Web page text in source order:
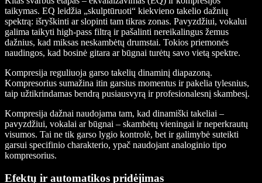
taikymas. EQ leidžia „skulptūruoti“ kiekvieno takelio dažnių
spektrą: išryškinti ar slopinti tam tikras zonas. Pavyzdžiui, vokalui
galima taikyti high-pass filtrą ir pašalinti nereikalingus žemus
dažnius, kad miksas neskambėtų drumstai. Tokios priemonės
naudingos, kad bosinė gitara ar būgnai turėtų savo vietą spektre.
Kompresija reguliuoja garso takelių dinaminį diapazoną.
Kompresorius sumažina itin garsius momentus ir pakelia tylesnius,
taip užtikrindamas bendrą pusiausvyrą ir profesionalesnį skambesį.
Kompresija dažnai naudojama tam, kad dinamiški takeliai –
pavyzdžiui, vokalai ar būgnai – skambėtų vieningai ir neperkrautų
visumos. Tai ne tik garso lygio kontrolė, bet ir galimybė suteikti
garsui specifinio charakterio, ypač naudojant analoginio tipo
kompresorius.
Efektų ir automatikos pridėjimas